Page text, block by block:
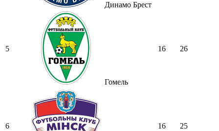
Динамо Брест
5
Гомель
16 26
6 16 25